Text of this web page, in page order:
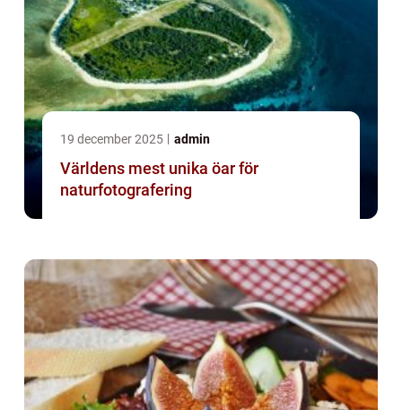
19 december 2025 admin
Världens mest unika öar för
naturfotografering